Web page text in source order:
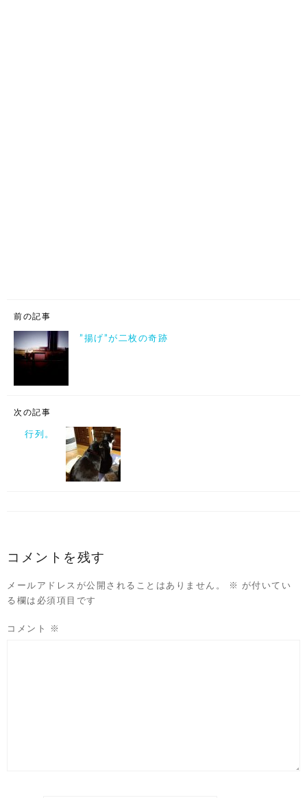
前の記事
”揚げ”が二枚の奇跡
次の記事
行列。
コメントを残す
メールアドレスが公開されることはありません。 ※
が付いてい
る欄は必須項目です
コメント ※